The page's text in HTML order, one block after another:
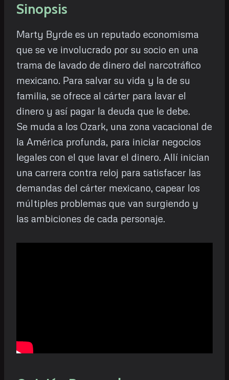
Sinopsis
Marty Byrde es un reputado economisma
que se ve involucrado por su socio en una
trama de lavado de dinero del narcotráfico
mexicano. Para salvar su vida y la de su
familia, se ofrece al cárter para lavar el
dinero y así pagar la deuda que le debe.
Se muda a los Ozark, una zona vacacional de
la América profunda, para iniciar negocios
legales con el que lavar el dinero. Allí inician
una carrera contra reloj para satisfacer las
demandas del cárter mexicano, capear los
múltiples problemas que van surgiendo y
las ambiciones de cada personaje.